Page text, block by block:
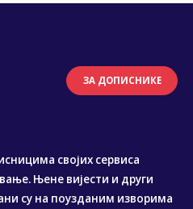
ЗА ДОПИСНИКЕ
својих сервиса
Њене вијести и други
су на поузданим изворима